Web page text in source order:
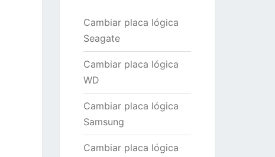
Cambiar placa lógica
Seagate
Cambiar placa lógica
WD
Cambiar placa lógica
Samsung
Cambiar placa lógica